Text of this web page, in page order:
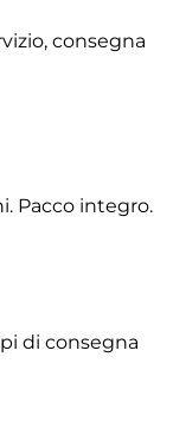
consegna
Pacco integro.
di consegna